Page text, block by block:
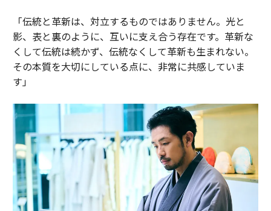
「伝統と革新は、対立するものではありません。光と
影、表と裏のように、互いに支え合う存在です。革新な
くして伝統は続かず、伝統なくして革新も生まれない。
その本質を大切にしている点に、非常に共感していま
す」